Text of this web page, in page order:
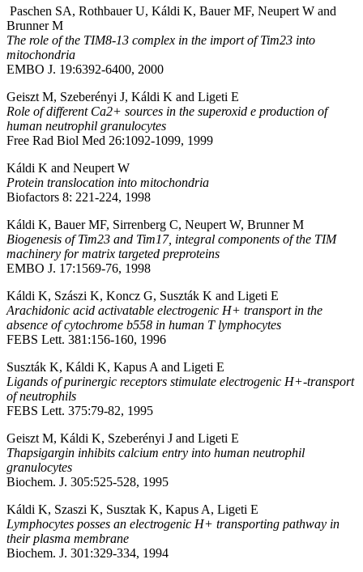
Paschen SA, Rothbauer U, Káldi K, Bauer MF, Neupert W and
Brunner M
The role of the TIM8-13 complex in the import of Tim23 into
mitochondria
EMBO J. 19:6392-6400, 2000
Geiszt M, Szeberényi J, Káldi K and Ligeti E
Role of different Ca2+ sources in the superoxid e production of
human neutrophil granulocytes
Free Rad Biol Med 26:1092-1099, 1999
Káldi K and Neupert W
Protein translocation into mitochondria
Biofactors 8: 221-224, 1998
Káldi K, Bauer MF, Sirrenberg C, Neupert W, Brunner M
Biogenesis of Tim23 and Tim17, integral components of the TIM
machinery for matrix targeted preproteins
EMBO J. 17:1569-76, 1998
Káldi K, Szászi K, Koncz G, Suszták K and Ligeti E
Arachidonic acid activatable electrogenic H+ transport in the
absence of cytochrome b558 in human T lymphocytes
FEBS Lett. 381:156-160, 1996
Suszták K, Káldi K, Kapus A and Ligeti E
Ligands of purinergic receptors stimulate electrogenic H+-transport
of neutrophils
FEBS Lett. 375:79-82, 1995
Geiszt M, Káldi K, Szeberényi J and Ligeti E
Thapsigargin inhibits calcium entry into human neutrophil
granulocytes
Biochem. J. 305:525-528, 1995
Káldi K, Szaszi K, Susztak K, Kapus A, Ligeti E
Lymphocytes posses an electrogenic H+ transporting pathway in
their plasma membrane
Biochem. J. 301:329-334, 1994